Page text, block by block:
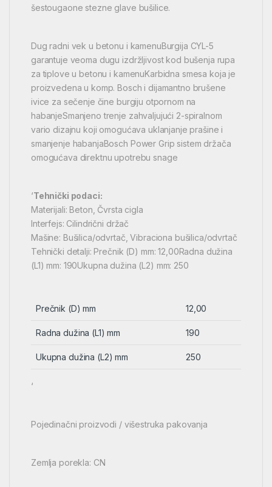
šestougaone stezne glave bušilice.
Dug radni vek u betonu i kamenuBurgija CYL-5
garantuje veoma dugu izdržljivost kod bušenja rupa
za tiplove u betonu i kamenuKarbidna smesa koja je
proizvedena u komp. Bosch i dijamantno brušene
ivice za sečenje čine burgiju otpornom na
habanjeSmanjeno trenje zahvaljujući 2-spiralnom
vario dizajnu koji omogućava uklanjanje prašine i
smanjenje habanjaBosch Power Grip sistem držača
omogućava direktnu upotrebu snage
‘Tehnički podaci:
Materijali: Beton, Čvrsta cigla
Interfejs: Cilindrični držač
Mašine: Bušilica/odvrtač, Vibraciona bušilica/odvrtač
Tehnički detalji: Prečnik (D) mm: 12,00Radna dužina
(L1) mm: 190Ukupna dužina (L2) mm: 250
Prečnik (D) mm 12,00
Radna dužina (L1) mm 190
Ukupna dužina (L2) mm 250
‘
Pojedinačni proizvodi / višestruka pakovanja
Zemlja porekla: CN